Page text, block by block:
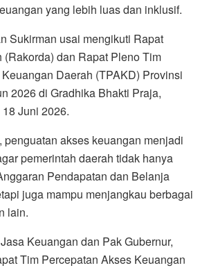
yang lebih luas dan inklusif.
Sukirman usai mengikuti Rapat
dan Rapat Pleno Tim
Daerah (TPAKD) Provinsi
2026 di Gradhika Bhakti Praja,
Juni 2026.
penguatan akses keuangan menjadi
pemerintah daerah tidak hanya
Pendapatan dan Belanja
juga mampu menjangkau berbagai
lain.
Keuangan dan Pak Gubernur,
Tim Percepatan Akses Keuangan